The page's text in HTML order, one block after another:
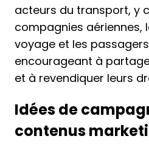
acteurs du transport, y
compagnies aériennes,
voyage et les
encourageant à
et à revendiquer leurs
Idées de
contenus